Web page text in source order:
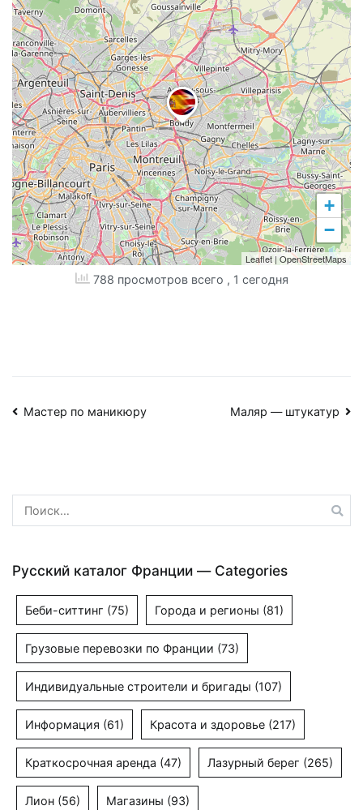
+
−
Leaflet | OpenStreetMaps
788 просмотров всего , 1 сегодня
Навигация
Мастер по маникюру Маляр — штукатур
Найти:
Русский каталог Франции — Categories
Беби-ситтинг (75) Города и регионы (81)
Грузовые перевозки по Франции (73)
Индивидуальные строители и бригады (107)
Информация (61) Красота и здоровье (217)
Краткосрочная аренда (47) Лазурный берег (265)
Лион (56) Магазины (93)